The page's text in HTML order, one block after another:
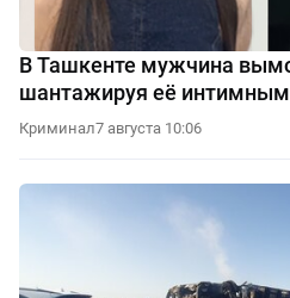
В Ташкенте мужчина
шантажируя её
Криминал7 августа 10:06